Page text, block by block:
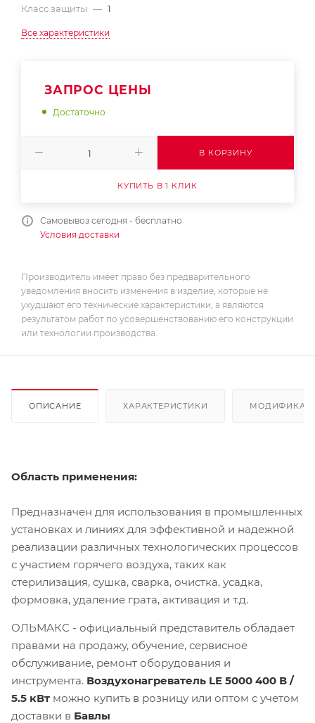
Класс защиты — 1
Все характеристики
ЗАПРОС ЦЕНЫ
Достаточно
В КОРЗИНУ
КУПИТЬ В 1 КЛИК
Самовывоз сегодня - бесплатно
Условия доставки
Производитель имеет право без предварительного
уведомления вносить изменения в изделие, которые не
ухудшают его технические характеристики, а являются
результатом работ по усовершенствованию его конструкции
или технологии производства.
ОПИСАНИЕ ХАРАКТЕРИСТИКИ
Область применения:
Предназначен для использования в промышленных
установках и линиях для эффективной и надежной
реализации различных технологических процессов
с участием горячего воздуха, таких как
стерилизация, сушка, сварка, очистка, усадка,
формовка, удаление грата, активация и т.д.
ОЛЬМАКС - официальный представитель обладает
правами на продажу, обучение, сервисное
обслуживание, ремонт оборудования и
инструмента. Воздухонагреватель LE 5000 400 В /
5.5 кВт можно купить в розницу или оптом с учетом
доставки в Бавлы